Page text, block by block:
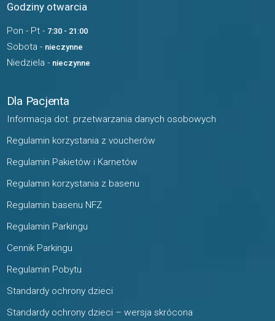
Godziny otwarcia
Pon - Pt - 7:30 - 21:00
Sobota - nieczynne
Niedziela - nieczynne
Dla Pacjenta
Informacja dot. przetwarzania danych osobowych
Regulamin korzystania z voucherów
Regulamin Pakietów i Karnetów
Regulamin korzystania z basenu
Regulamin basenu NFZ
Regulamin Parkingu
Cennik Parkingu
Regulamin Pobytu
Standardy ochrony dzieci
Standardy ochrony dzieci – wersja skrócona